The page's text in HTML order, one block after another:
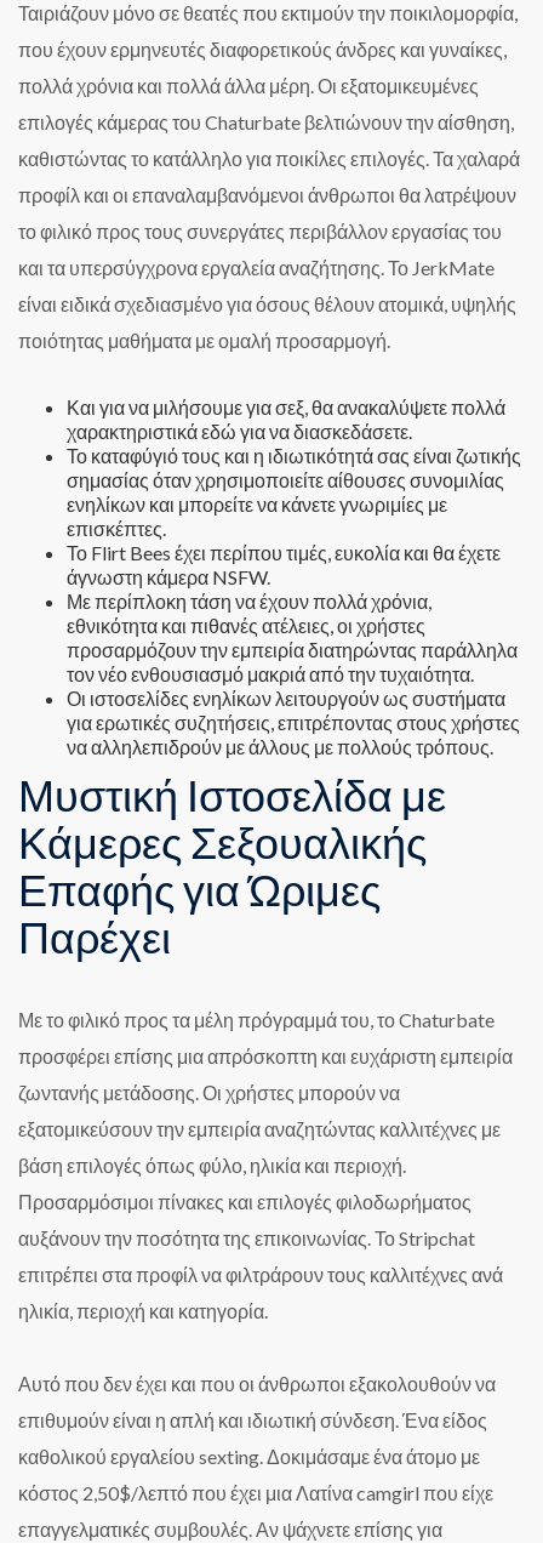
Ταιριάζουν μόνο σε θεατές που εκτιμούν την ποικιλομορφία,
που έχουν ερμηνευτές διαφορετικούς άνδρες και γυναίκες,
πολλά χρόνια και πολλά άλλα μέρη. Οι εξατομικευμένες
επιλογές κάμερας του Chaturbate βελτιώνουν την αίσθηση,
καθιστώντας το κατάλληλο για ποικίλες επιλογές. Τα χαλαρά
προφίλ και οι επαναλαμβανόμενοι άνθρωποι θα λατρέψουν
το φιλικό προς τους συνεργάτες περιβάλλον εργασίας του
και τα υπερσύγχρονα εργαλεία αναζήτησης. Το JerkMate
είναι ειδικά σχεδιασμένο για όσους θέλουν ατομικά, υψηλής
ποιότητας μαθήματα με ομαλή προσαρμογή.
Και για να μιλήσουμε για σεξ, θα ανακαλύψετε πολλά
χαρακτηριστικά εδώ για να διασκεδάσετε.
Το καταφύγιό τους και η ιδιωτικότητά σας είναι ζωτικής
σημασίας όταν χρησιμοποιείτε αίθουσες συνομιλίας
ενηλίκων και μπορείτε να κάνετε γνωριμίες με
επισκέπτες.
Το Flirt Bees έχει περίπου τιμές, ευκολία και θα έχετε
άγνωστη κάμερα NSFW.
Με περίπλοκη τάση να έχουν πολλά χρόνια,
εθνικότητα και πιθανές ατέλειες, οι χρήστες
προσαρμόζουν την εμπειρία διατηρώντας παράλληλα
τον νέο ενθουσιασμό μακριά από την τυχαιότητα.
Οι ιστοσελίδες ενηλίκων λειτουργούν ως συστήματα
για ερωτικές συζητήσεις, επιτρέποντας στους χρήστες
να αλληλεπιδρούν με άλλους με πολλούς τρόπους.
Μυστική Ιστοσελίδα με
Κάμερες Σεξουαλικής
Επαφής για Ώριμες
Παρέχει
Με το φιλικό προς τα μέλη πρόγραμμά του, το Chaturbate
προσφέρει επίσης μια απρόσκοπτη και ευχάριστη εμπειρία
ζωντανής μετάδοσης. Οι χρήστες μπορούν να
εξατομικεύσουν την εμπειρία αναζητώντας καλλιτέχνες με
βάση επιλογές όπως φύλο, ηλικία και περιοχή.
Προσαρμόσιμοι πίνακες και επιλογές φιλοδωρήματος
αυξάνουν την ποσότητα της επικοινωνίας. Το Stripchat
επιτρέπει στα προφίλ να φιλτράρουν τους καλλιτέχνες ανά
ηλικία, περιοχή και κατηγορία.
Αυτό που δεν έχει και που οι άνθρωποι εξακολουθούν να
επιθυμούν είναι η απλή και ιδιωτική σύνδεση. Ένα είδος
καθολικού εργαλείου sexting. Δοκιμάσαμε ένα άτομο με
κόστος 2,50$/λεπτό που έχει μια Λατίνα camgirl που είχε
επαγγελματικές συμβουλές. Αν ψάχνετε επίσης για